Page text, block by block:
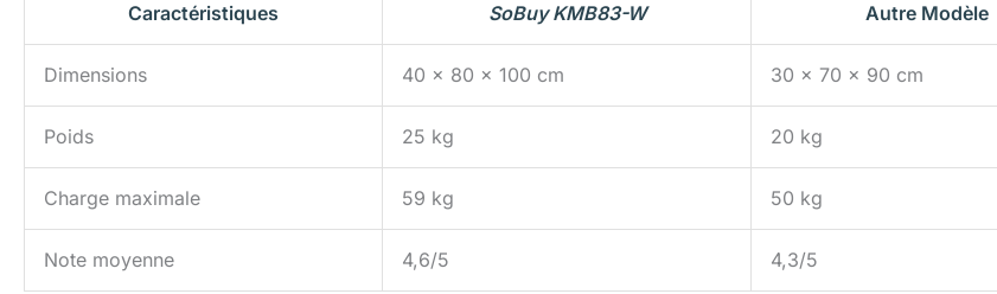
Caractéristiques SoBuy KMB83-W Autre Modèle
Dimensions 40 x 80 x 100 cm 30 x 70 x 90 cm
Poids 25 kg 20 kg
Charge maximale 59 kg 50 kg
Note moyenne 4,6/5 4,3/5